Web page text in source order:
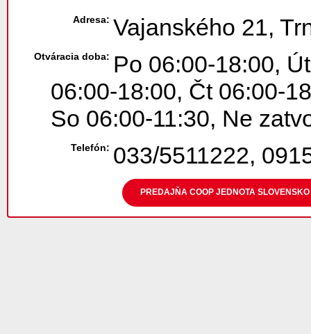
Adresa: Vajanského 21,
Otváracia doba: Po 06:00-18:00,
06:00-18:00, Čt 06:00-
So 06:00-11:30, Ne
Telefón: 033/5511222,
PREDAJŇA COOP JEDNOTA